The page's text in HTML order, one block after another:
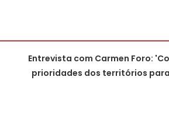
Entrevista com Carmen Foro:
prioridades dos territórios